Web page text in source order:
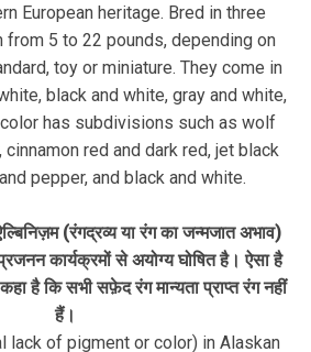
European heritage. Bred in three
5 to 22 pounds, depending on
toy or miniature. They come in
black and white, gray and white,
has subdivisions such as wolf
red and dark red, jet black
pepper, and black and white.
(रंगद्रव्य या रंग का जन्मजात अभाव)
कार्यक्रमों से अयोग्य घोषित है। ऐसा है
है कि सभी सफ़ेद रंग मान्यता प्राप्त रंग नहीं
हैं।
lack of pigment or color) in Alaskan